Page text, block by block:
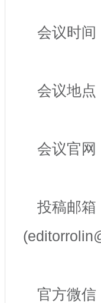
会议时间
会议地点
会议官网
投稿邮箱
官方微信